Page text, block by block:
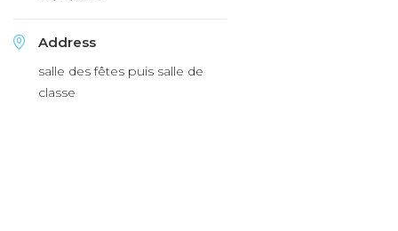
Address
salle des fêtes puis salle de
classe